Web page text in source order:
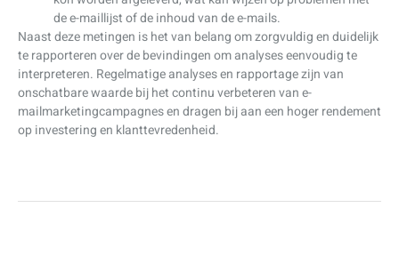
de e-maillijst of de inhoud van de e-mails.
Naast deze metingen is het van belang om zorgvuldig en duidelijk
te rapporteren over de bevindingen om analyses eenvoudig te
interpreteren. Regelmatige analyses en rapportage zijn van
onschatbare waarde bij het continu verbeteren van e-
mailmarketingcampagnes en dragen bij aan een hoger rendement
op investering en klanttevredenheid.